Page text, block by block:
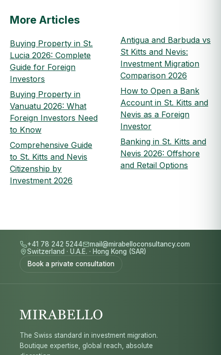
More Articles
Buying Property in St.
Lucia 2026: Complete
Guide for Foreign
Investors
Buying Property in
Vanuatu 2026: What
Foreign Investors Need
to Know
Comprehensive Guide
to St. Kitts and Nevis
Citizenship by
Investment 2026
Antigua and Barbuda vs
St Kitts and Nevis:
Investment Migration
Comparison 2026
How to Open a Bank
Account in St. Kitts and
Nevis as a Foreign
Investor
Banking in St. Kitts and
Nevis 2026: Offshore
and Retail Options
+41 78 242 5244
mail@mirabelloconsultancy.com
Switzerland · U.A.E. · Hong Kong (SAR)
Book a private consultation
The Swiss standard in investment migration.
Boutique expertise, global reach, absolute